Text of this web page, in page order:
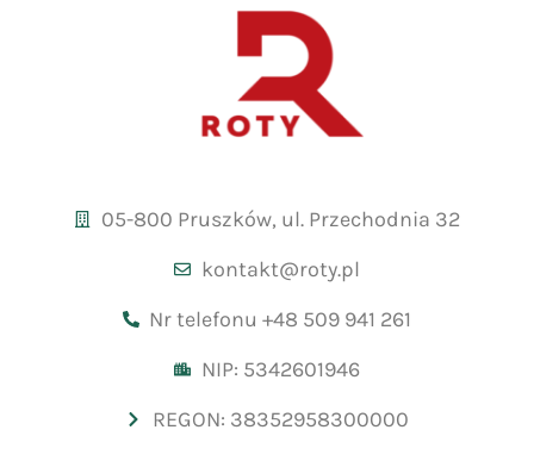
05-800 Pruszków, ul. Przechodnia 32
kontakt@roty.pl
Nr telefonu +48 509 941 261
NIP: 5342601946
REGON: 38352958300000